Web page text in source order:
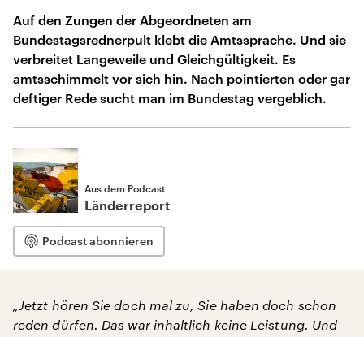
Auf den Zungen der Abgeordneten am
Bundestagsrednerpult klebt die Amtssprache. Und sie
verbreitet Langeweile und Gleichgültigkeit. Es
amtsschimmelt vor sich hin. Nach pointierten oder gar
deftiger Rede sucht man im Bundestag vergeblich.
Aus dem Podcast
Länderreport
Podcast abonnieren
„Jetzt hören Sie doch mal zu, Sie haben doch schon
reden dürfen. Das war inhaltlich keine Leistung. Und